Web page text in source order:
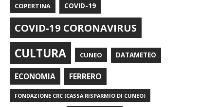
COPERTINA COVID-19
COVID-19 CORONAVIRUS
CULTURA CUNEO DATAMETEO
ECONOMIA FERRERO
FONDAZIONE CRC (CASSA RISPARMIO DI CUNEO)